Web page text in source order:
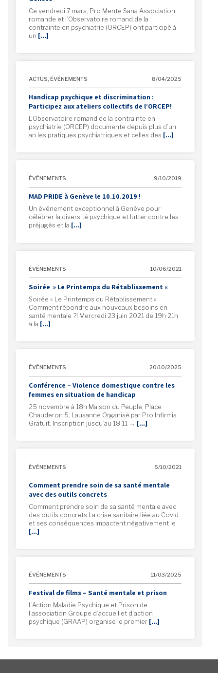
Ce vendredi 7 mars, Pro Mente Sana Association
romande et l’Observatoire romand de la
contrainte en psychiatrie (ORCEP) ont participé à
un […]
ACTUS,ÉVÉNEMENTS 8/04/2025
Handicap psychique et discrimination :
Participez aux ateliers collectifs de l’ORCEP!
L’Observatoire romand de la contrainte en
psychiatrie (ORCEP) documente depuis plus d’un
an les pratiques psychiatriques et celles des […]
ÉVÉNEMENTS 9/10/2019
MAD PRIDE à Genève le 10.10.2019 !
Un événement exceptionnel à Genève pour
célébrer la diversité psychique et lutter contre les
préjugés et la […]
ÉVÉNEMENTS 10/06/2021
Soirée » Le Printemps du Rétablissement «
Soirée « Le Printemps du Rétablissement »
Comment répondre aux nouveaux besoins en
santé mentale ?! Mercredi 23 juin 2021 de 19h 21h
à la […]
ÉVÉNEMENTS 20/10/2025
Conférence – Violence domestique contre les
femmes en situation de handicap
25 novembre à 18h Maison du Peuple, Place
Chauderon 5, Lausanne Organisé par Pro Infirmis
Gratuit. Inscription jusqu’au 18.11 → […]
ÉVÉNEMENTS 5/10/2021
Comment prendre soin de sa santé mentale
avec des outils concrets
Comment prendre soin de sa santé mentale avec
des outils concrets La crise sanitaire liée au Covid
et ses conséquences impactent négativement le
[…]
ÉVÉNEMENTS 11/03/2025
Festival de films – Santé mentale et prison
L’Action Maladie Psychique et Prison de
l’association Groupe d’accueil et d’action
psychique (GRAAP) organise le premier […]